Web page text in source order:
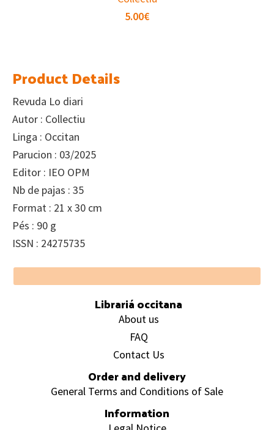
5.00€
Product Details
Revuda Lo diari
Autor : Collectiu
Linga : Occitan
Parucion : 03/2025
Editor : IEO OPM
Nb de pajas : 35
Format : 21 x 30 cm
Pés : 90 g
ISSN : 24275735
Footer
Librariá occitana
About us
FAQ
Contact Us
Order and delivery
General Terms and Conditions of Sale
Information